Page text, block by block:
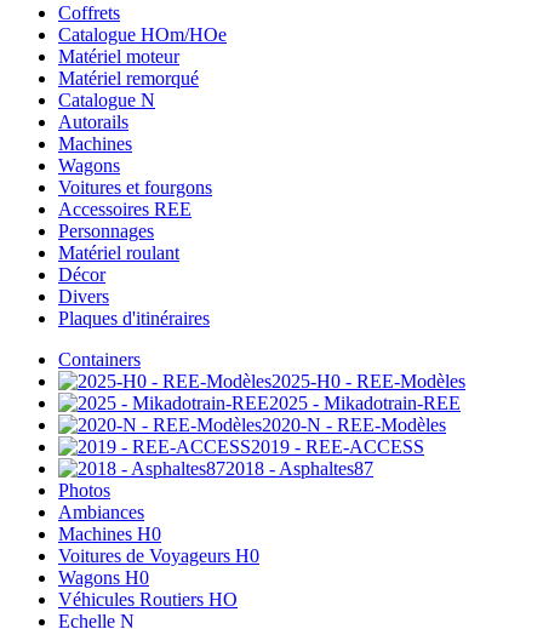
Coffrets
Catalogue HOm/HOe
Matériel moteur
Matériel remorqué
Catalogue N
Autorails
Machines
Wagons
Voitures et fourgons
Accessoires REE
Personnages
Matériel roulant
Décor
Divers
Plaques d'itinéraires
Containers
2025-H0 - REE-Modèles
2025 - Mikadotrain-REE
2020-N - REE-Modèles
2019 - REE-ACCESS
2018 - Asphaltes87
Photos
Ambiances
Machines H0
Voitures de Voyageurs H0
Wagons H0
Véhicules Routiers HO
Echelle N